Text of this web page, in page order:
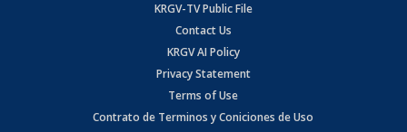
KRGV-TV Public File
Contact Us
KRGV AI Policy
Privacy Statement
Terms of Use
Contrato de Terminos y Coniciones de Uso